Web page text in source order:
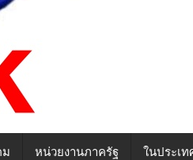
ม หน่วยงานภาครัฐ ในประเท